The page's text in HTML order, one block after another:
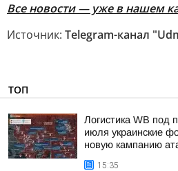
Все новости — уже в нашем
Источник: Telegram-канал
ТОП
Логистика WB под
июля украинские
новую кампанию
15:35